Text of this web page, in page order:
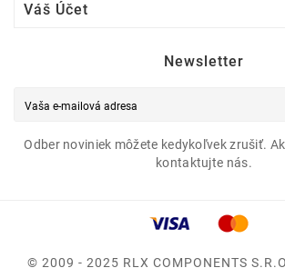
Váš Účet
Newsletter
Odber noviniek môžete kedykoľvek zrušiť.
kontaktujte nás.
© 2009 - 2025 RLX COMPONENTS